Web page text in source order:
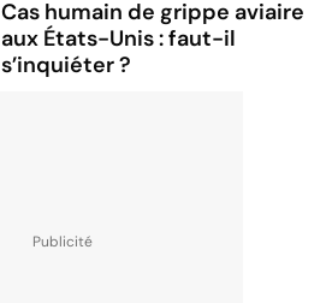
Cas humain de grippe aviaire
aux États-Unis : faut-il
s’inquiéter ?